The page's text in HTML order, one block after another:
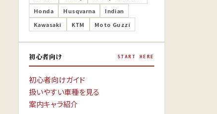
Honda
Husqvarna
Indian
Kawasaki
KTM Moto Guzzi
初心者向け START HERE
初心者向けガイド
扱いやすい車種を見る
案内キャラ紹介